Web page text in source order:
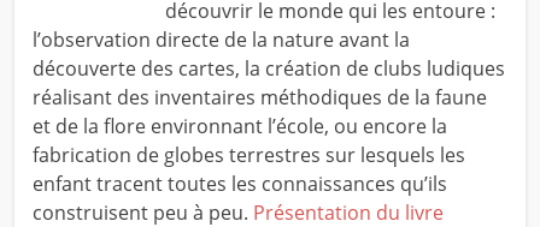
découvrir le monde qui les entoure :
l’observation directe de la nature avant la
découverte des cartes, la création de clubs ludiques
réalisant des inventaires méthodiques de la faune
et de la flore environnant l’école, ou encore la
fabrication de globes terrestres sur lesquels les
enfant tracent toutes les connaissances qu’ils
construisent peu à peu. Présentation du livre